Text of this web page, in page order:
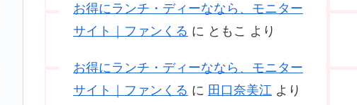
お得にランチ・ディーななら、モニター
サイト｜ファンくる に ともこ より
お得にランチ・ディーななら、モニター
サイト｜ファンくる に 田口奈美江 より